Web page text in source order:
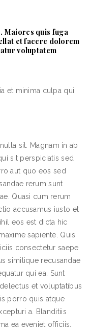
Maiores quis fuga
et facere dolorem
voluptatem
et minima culpa qui
sit. Magnam in ab
sit perspiciatis sed
aut quo eos sed
rerum sunt
Quasi cum rerum
accusamus iusto et
eos est dicta hic
sapiente. Quis
consectetur saepe
similique recusandae
qui ea. Sunt
et voluptatibus
porro quis atque
a. Blanditiis
ea eveniet officiis.